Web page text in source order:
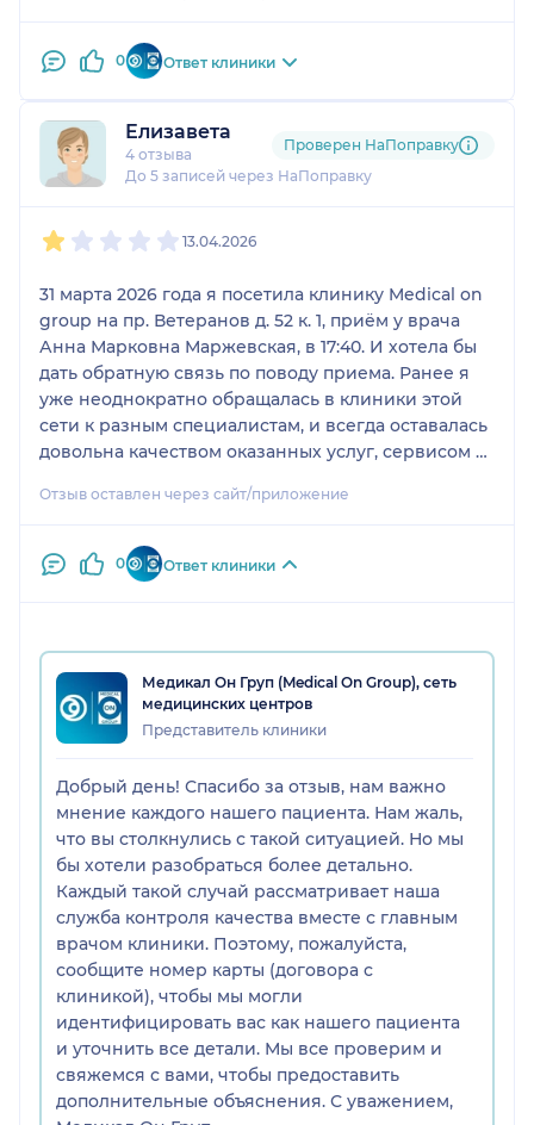
0 Ответ клиники
Елизавета
4 отзыва
До 5 записей через НаПоправку
Проверен НаПоправку
13.04.2026
31 марта 2026 года я посетила клинику Medical on
group на пр. Ветеранов д. 52 к. 1, приём у врача
Анна Марковна Маржевская, в 17:40. И хотела бы
дать обратную связь по поводу приема. Ранее я
уже неоднократно обращалась в клиники этой
сети к разным специалистам, и всегда оставалась
довольна качеством оказанных услуг, сервисом и
клинику, к врачу с наиболее подходящим
Прием длился положенное время. На этом плюсы
закончились... Во время опроса врач даже не
на кресле врач, не соблюдая никакой врачебной
этики и уважения, позволила себе произнести
такие фразы: "Кошмар", "Ужас", "На это больно
смотреть". Не могу себе представить где-когда-и с
приёма уже в этот момент. Но не ту то было. Также
осмотр был проведен только через зеркало, без
пальпации. Хотя она была необходима, особенно с
учетом того, что врач предположила, что у меня
имеются синехии = спайки. Врач предложила
сделать УЗИ, так как предположила! У меня
воспаление придатков. В процессе выполнения
УЗИ была абсолютная тишина в кабинете-
никаких комментариев и объяснений. Затем врач
наконец-то начала коммуникацию, со слов: "в
следующий раз лучше предохраняться"; "вы
вообще детей хотите". Я сказала, что со мной так
не нужно разговаривать, на что врач сказала: "Я
Отзыв оставлен через сайт/приложение
0 Ответ клиники
Медикал Он Груп (Medical On Group), сеть
медицинских центров
Представитель клиники
Добрый день! Спасибо за отзыв, нам важно
мнение каждого нашего пациента. Нам жаль,
что вы столкнулись с такой ситуацией. Но мы
бы хотели разобраться более детально.
Каждый такой случай рассматривает наша
служба контроля качества вместе с главным
врачом клиники. Поэтому, пожалуйста,
сообщите номер карты (договора с
клиникой), чтобы мы могли
идентифицировать вас как нашего пациента
и уточнить все детали. Мы все проверим и
свяжемся с вами, чтобы предоставить
дополнительные объяснения. С уважением,